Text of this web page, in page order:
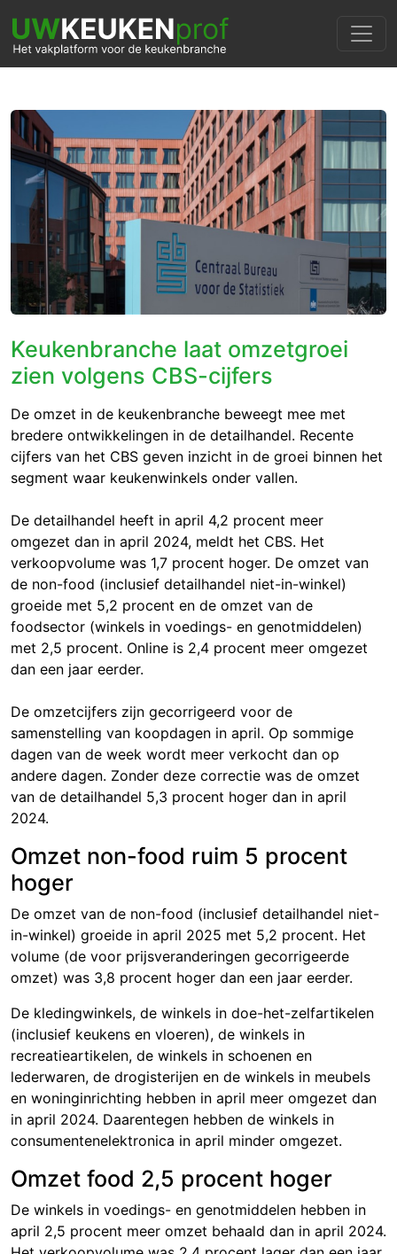
Keukenbranche laat omzetgroei
zien volgens CBS-cijfers
De omzet in de keukenbranche beweegt mee met
bredere ontwikkelingen in de detailhandel. Recente
cijfers van het CBS geven inzicht in de groei binnen het
segment waar keukenwinkels onder vallen.
De detailhandel heeft in april 4,2 procent meer
omgezet dan in april 2024, meldt het CBS. Het
verkoopvolume was 1,7 procent hoger. De omzet van
de non-food (inclusief detailhandel niet-in-winkel)
groeide met 5,2 procent en de omzet van de
foodsector (winkels in voedings- en genotmiddelen)
met 2,5 procent. Online is 2,4 procent meer omgezet
dan een jaar eerder.
De omzetcijfers zijn gecorrigeerd voor de
samenstelling van koopdagen in april. Op sommige
dagen van de week wordt meer verkocht dan op
andere dagen. Zonder deze correctie was de omzet
van de detailhandel 5,3 procent hoger dan in april
2024.
Omzet non-food ruim 5 procent
hoger
De omzet van de non-food (inclusief detailhandel niet-
in-winkel) groeide in april 2025 met 5,2 procent. Het
volume (de voor prijsveranderingen gecorrigeerde
omzet) was 3,8 procent hoger dan een jaar eerder.
De kledingwinkels, de winkels in doe-het-zelfartikelen
(inclusief keukens en vloeren), de winkels in
recreatieartikelen, de winkels in schoenen en
lederwaren, de drogisterijen en de winkels in meubels
en woninginrichting hebben in april meer omgezet dan
in april 2024. Daarentegen hebben de winkels in
consumentenelektronica in april minder omgezet.
Omzet food 2,5 procent hoger
De winkels in voedings- en genotmiddelen hebben in
april 2,5 procent meer omzet behaald dan in april 2024.